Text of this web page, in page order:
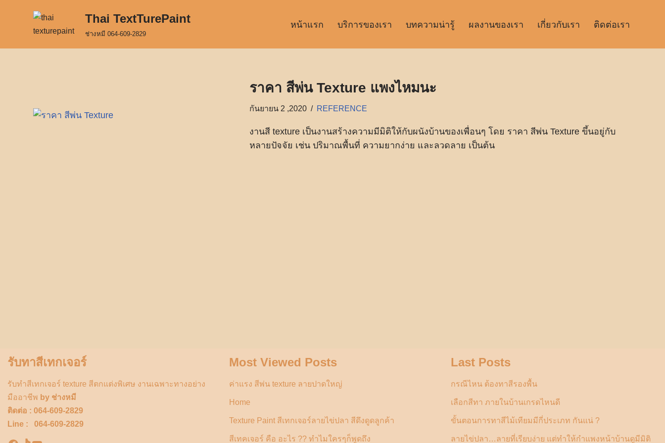
Thai TextTurePaint
ช่างหมี 064-609-2829
หน้าแรก บริการของเรา บทความน่ารู้ ผลงานของเรา เกี่ยวกับเรา ติดต่อเรา
ราคา สีพ่น Texture แพงไหมนะ
กันยายน 2 ,2020 REFERENCE
งานสี texture เป็นงานสร้างความมีมิติให้กับผนังบ้านของเพื่อนๆ โดย ราคา สีพ่น Texture ขึ้นอยู่กับ
หลายปัจจัย เช่น ปริมาณพื้นที่ ความยากง่าย และลวดลาย เป็นต้น
รับทาสีเทกเจอร์
รับทำสีเทกเจอร์ texture สีตกแต่งพิเศษ งานเฉพาะทางอย่าง
มืออาชีพ by ช่างหมี
ติดต่อ : 064-609-2829
Line : 064-609-2829
Most Viewed Posts
ค่าแรง สีพ่น texture ลายปาดใหญ่
Home
Texture Paint สีเทกเจอร์ลายไข่ปลา สีดึงดูดลูกค้า
สีเทคเจอร์ คือ อะไร ?? ทำไมใครๆก็พูดถึง
Last Posts
กรณีไหน ต้องทาสีรองพื้น
เลือกสีทา ภายในบ้านเกรดไหนดี
ขั้นตอนการทาสีไม้เทียมมีกี่ประเภท กันแน่ ?
ลายไข่ปลา…ลายที่เรียบง่าย แต่ทำให้กำแพงหน้าบ้านดูมีมิติ